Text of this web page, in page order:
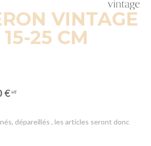
VINTAGE
25 CM
€
dépareillés , les articles seront donc